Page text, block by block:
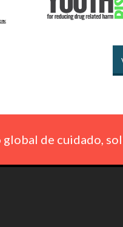
global de cuidado,